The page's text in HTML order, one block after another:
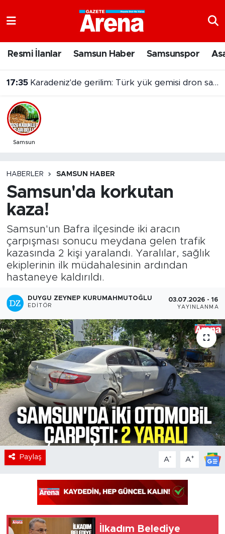
Resmi İlanlar Samsun Haber Samsunspor
17:35 Karadeniz'de gerilim: Türk yük gemisi dron saldırısına uğradı
Samsun
HABERLER SAMSUN HABER
Samsun'da korkutan
kaza!
Samsun'un Bafra ilçesinde iki aracın
çarpışması sonucu meydana gelen trafik
kazasında 2 kişi yaralandı. Yaralılar, sağlık
ekiplerinin ilk müdahalesinin ardından
hastaneye kaldırıldı.
DUYGU ZEYNEP KURUMAHMUTOĞLU
EDITÖR
03.07.2026 -
YAYINLANMA
Paylaş A- A+
İlkadım Belediye
Samsun Namaz Vakitleri
Trafik Durumu
Süper Lig Puan Durumu ve Fikstür
Son Dakika Haberleri
Haber Arşivi